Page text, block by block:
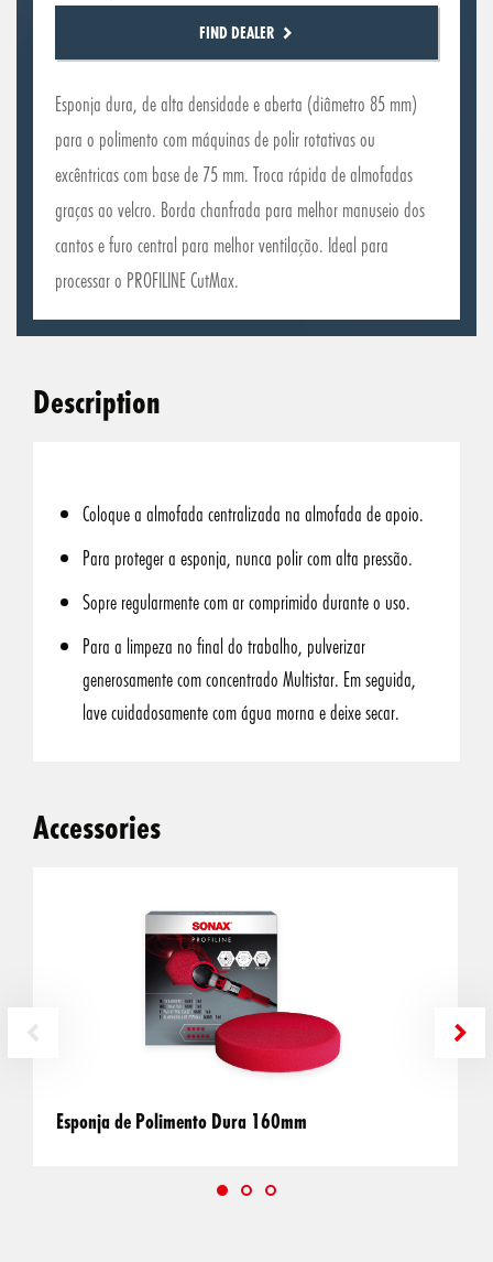
FIND DEALER
Esponja dura, de alta densidade e aberta (diâmetro 85 mm)
para o polimento com máquinas de polir rotativas ou
excêntricas com base de 75 mm. Troca rápida de almofadas
graças ao velcro. Borda chanfrada para melhor manuseio dos
cantos e furo central para melhor ventilação. Ideal para
processar o PROFILINE CutMax.
Description
Coloque a almofada centralizada na almofada de apoio.
Para proteger a esponja, nunca polir com alta pressão.
Sopre regularmente com ar comprimido durante o uso.
Para a limpeza no final do trabalho, pulverizar
generosamente com concentrado Multistar. Em seguida,
lave cuidadosamente com água morna e deixe secar.
Accessories
Esponja de Polimento Dura 160mm